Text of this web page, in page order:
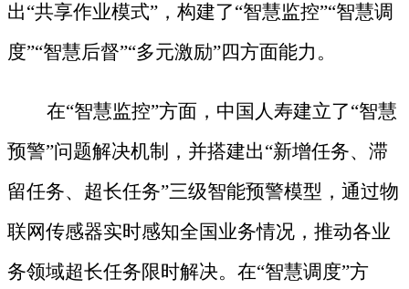
出“共享作业模式”，构建了“智慧监控”“智慧调
度”“智慧后督”“多元激励”四方面能力。
在“智慧监控”方面，中国人寿建立了“智慧
预警”问题解决机制，并搭建出“新增任务、滞
留任务、超长任务”三级智能预警模型，通过物
联网传感器实时感知全国业务情况，推动各业
务领域超长任务限时解决。在“智慧调度”方